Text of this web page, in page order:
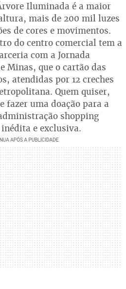
Iluminada é a maior
mais de 200 mil luzes
de cores e movimentos.
do centro comercial tem a
com a Jornada
Minas, que o cartão das
atendidas por 12 creches
Quem quiser,
fazer uma doação para a
shopping
e exclusiva.